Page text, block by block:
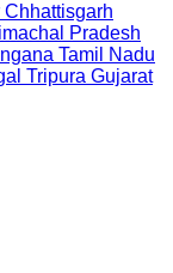
Chhattisgarh
Pradesh
Tamil Nadu
Tripura Gujarat